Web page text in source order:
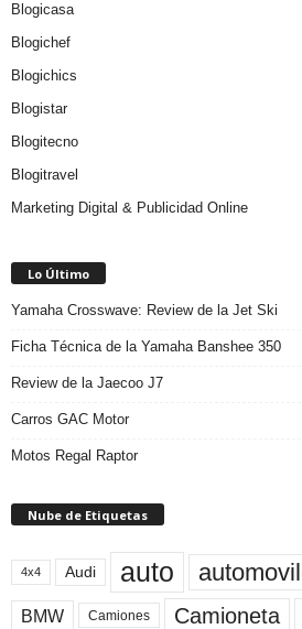
Blogicasa
Blogichef
Blogichics
Blogistar
Blogitecno
Blogitravel
Marketing Digital & Publicidad Online
Lo Último
Yamaha Crosswave: Review de la Jet Ski
Ficha Técnica de la Yamaha Banshee 350
Review de la Jaecoo J7
Carros GAC Motor
Motos Regal Raptor
Nube de Etiquetas
4x4 Audi auto
BMW Camiones Camioneta